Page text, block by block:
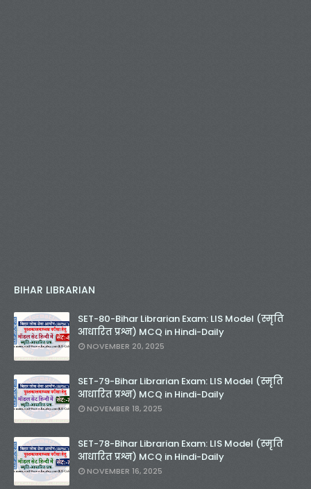
BIHAR LIBRARIAN
SET-80-Bihar Librarian Exam: LIS Model (स्मृति
आधारित प्रश्न) MCQ in Hindi-Daily
NOVEMBER 20, 2025
SET-79-Bihar Librarian Exam: LIS Model (स्मृति
आधारित प्रश्न) MCQ in Hindi-Daily
NOVEMBER 18, 2025
SET-78-Bihar Librarian Exam: LIS Model (स्मृति
आधारित प्रश्न) MCQ in Hindi-Daily
NOVEMBER 16, 2025